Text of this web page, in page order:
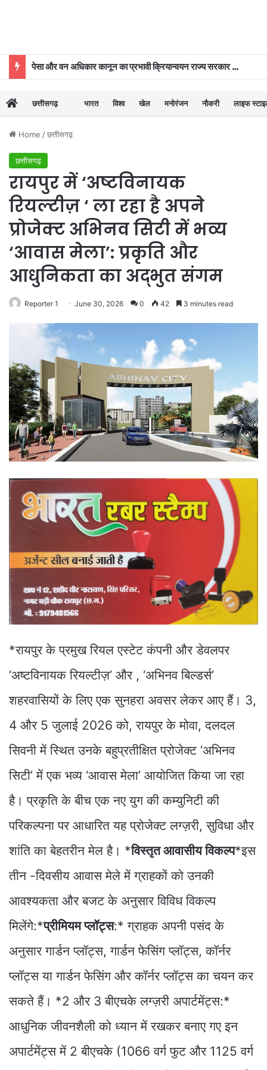
खिलाड़ियों का लंबा इंतजार खत्म, राज्य शासन ने जारी की उत्कृष्ट खिलाड़ियों की सूची
छत्तीसगढ़ भारत विश्व खेल मनोरंजन नौकरी लाइफ
Home /छत्तीसगढ़
छत्तीसगढ़
रायपुर में ‘अष्टविनायक
रियल्टीज़ ‘ ला रहा है अपने
प्रोजेक्ट अभिनव सिटी में भव्य
‘आवास मेला’: प्रकृति और
आधुनिकता का अद्भुत संगम
Reporter 1 June 30, 2026 0 42 3 minutes read
*रायपुर के प्रमुख रियल एस्टेट कंपनी और डेवलपर
‘अष्टविनायक रियल्टीज़’ और , ‘अभिनव बिल्डर्स’
शहरवासियों के लिए एक सुनहरा अवसर लेकर आए हैं। 3,
4 और 5 जुलाई 2026 को, रायपुर के मोवा, दलदल
सिवनी में स्थित उनके बहुप्रतीक्षित प्रोजेक्ट ‘अभिनव
सिटी’ में एक भव्य ‘आवास मेला’ आयोजित किया जा रहा
है। प्रकृति के बीच एक नए युग की कम्युनिटी की
परिकल्पना पर आधारित यह प्रोजेक्ट लग्ज़री, सुविधा और
शांति का बेहतरीन मेल है। *विस्तृत आवासीय विकल्प*इस
तीन -दिवसीय आवास मेले में ग्राहकों को उनकी
आवश्यकता और बजट के अनुसार विविध विकल्प
मिलेंगे:*प्रीमियम प्लॉट्स:* ग्राहक अपनी पसंद के
अनुसार गार्डन प्लॉट्स, गार्डन फेसिंग प्लॉट्स, कॉर्नर
प्लॉट्स या गार्डन फेसिंग और कॉर्नर प्लॉट्स का चयन कर
सकते हैं। *2 और 3 बीएचके लग्ज़री अपार्टमेंट्स:*
आधुनिक जीवनशैली को ध्यान में रखकर बनाए गए इन
अपार्टमेंट्स में 2 बीएचके (1066 वर्ग फुट और 1125 वर्ग